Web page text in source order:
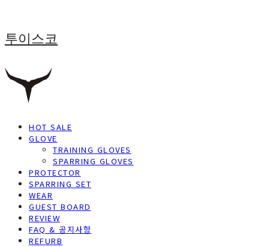
투이스코
HOT SALE
GLOVE
TRAINING GLOVES
SPARRING GLOVES
PROTECTOR
SPARRING SET
WEAR
GUEST BOARD
REVIEW
FAQ & 공지사항
REFURB